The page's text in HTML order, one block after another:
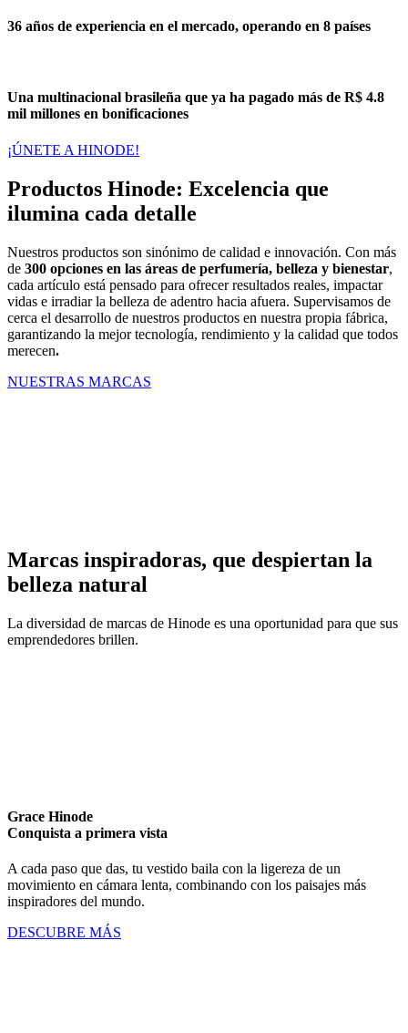
36 años de experiencia en el mercado, operando en 8 países
Una multinacional brasileña que ya ha pagado más de R$ 4.8
mil millones en bonificaciones
¡ÚNETE A HINODE!
Productos Hinode: Excelencia que
ilumina cada detalle
Nuestros productos son sinónimo de calidad e innovación. Con más
de 300 opciones en las áreas de perfumería, belleza y bienestar,
cada artículo está pensado para ofrecer resultados reales, impactar
vidas e irradiar la belleza de adentro hacia afuera. Supervisamos de
cerca el desarrollo de nuestros productos en nuestra propia fábrica,
garantizando la mejor tecnología, rendimiento y la calidad que todos
merecen.
NUESTRAS MARCAS
Marcas inspiradoras, que despiertan la
belleza natural
La diversidad de marcas de Hinode es una oportunidad para que sus
emprendedores brillen.
Grace Hinode
Conquista a primera vista
A cada paso que das, tu vestido baila con la ligereza de un
movimiento en cámara lenta, combinando con los paisajes más
inspiradores del mundo.
DESCUBRE MÁS